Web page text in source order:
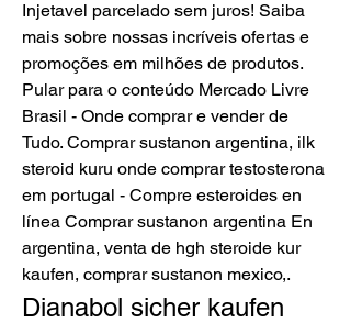
Injetavel parcelado sem juros! Saiba
mais sobre nossas incríveis ofertas e
promoções em milhões de produtos.
Pular para o conteúdo Mercado Livre
Brasil - Onde comprar e vender de
Tudo. Comprar sustanon argentina, ilk
steroid kuru onde comprar testosterona
em portugal - Compre esteroides en
línea Comprar sustanon argentina En
argentina, venta de hgh steroide kur
kaufen, comprar sustanon mexico,.
Dianabol sicher kaufen